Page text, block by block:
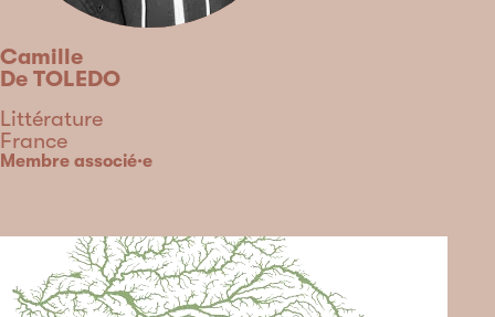
Camille
De TOLEDO
Discipline
Littérature
Pays
France
Type
Membre associé·e